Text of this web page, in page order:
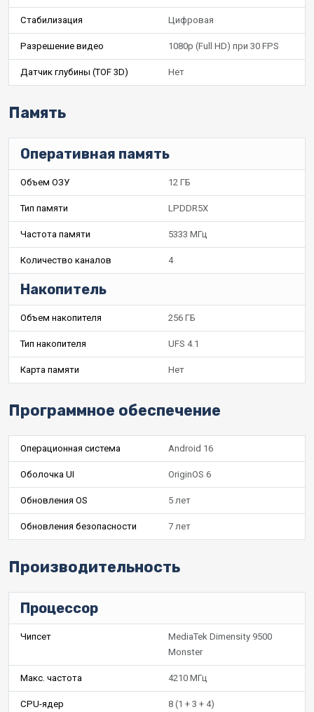
Стабилизация Цифровая
Разрешение видео 1080p (Full HD) при 30 FPS
Датчик глубины (TOF 3D) Нет
Память
Оперативная память
Объем ОЗУ 12 ГБ
Тип памяти LPDDR5X
Частота памяти 5333 МГц
Количество каналов 4
Накопитель
Объем накопителя 256 ГБ
Тип накопителя UFS 4.1
Карта памяти Нет
Программное обеспечение
Операционная система Android 16
Оболочка UI OriginOS 6
Обновления OS 5 лет
Обновления безопасности 7 лет
Производительность
Процессор
Чипсет
MediaTek Dimensity 9500
Monster
Макс. частота 4210 МГц
CPU-ядер 8 (1 + 3 + 4)